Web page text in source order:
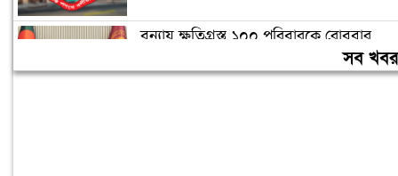
বন্যায় ক্ষতিগ্রস্ত ১০০ পরিবারকে রোববার
সব